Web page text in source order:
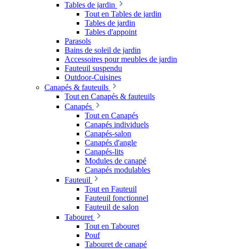
Tables de jardin
Tout en Tables de jardin
Tables de jardin
Tables d'appoint
Parasols
Bains de soleil de jardin
Accessoires pour meubles de jardin
Fauteuil suspendu
Outdoor-Cuisines
Canapés & fauteuils
Tout en Canapés & fauteuils
Canapés
Tout en Canapés
Canapés individuels
Canapés-salon
Canapés d'angle
Canapés-lits
Modules de canapé
Canapés modulables
Fauteuil
Tout en Fauteuil
Fauteuil fonctionnel
Fauteuil de salon
Tabouret
Tout en Tabouret
Pouf
Tabouret de canapé